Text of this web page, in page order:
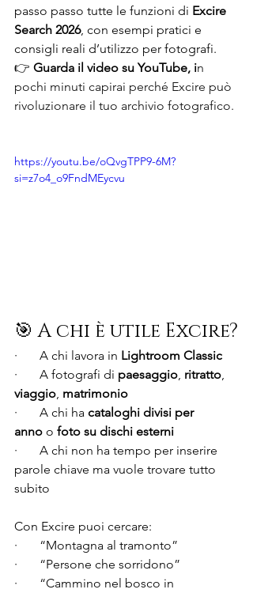
passo passo tutte le funzioni di Excire
Search 2026, con esempi pratici e
consigli reali d’utilizzo per fotografi.
👉 Guarda il video su YouTube, in
pochi minuti capirai perché Excire può
rivoluzionare il tuo archivio fotografico.
https://youtu.be/oQvgTPP9-6M?
si=z7o4_o9FndMEycvu
🎯 A chi è utile Excire?
·       A chi lavora in Lightroom Classic
·       A fotografi di paesaggio ritratto
viaggio matrimonio
·       A chi ha cataloghi divisi per
anno o foto su dischi esterni
·       A chi non ha tempo per inserire
parole chiave ma vuole trovare tutto
subito
Con Excire puoi cercare:
·       “Montagna al tramonto”
·       “Persone che sorridono”
·       “Cammino nel bosco in